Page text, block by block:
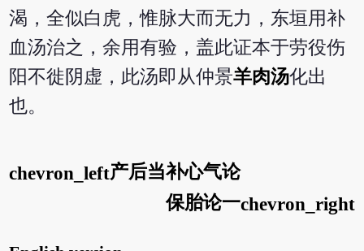
渴，全似白虎，惟脉大而无力，东垣用补
血汤治之，余用有验，盖此证本于劳役伤
阳不徙阴虚，此汤即从仲景羊肉汤化出
也。
chevron_left产后当补心气论
保胎论一chevron_right